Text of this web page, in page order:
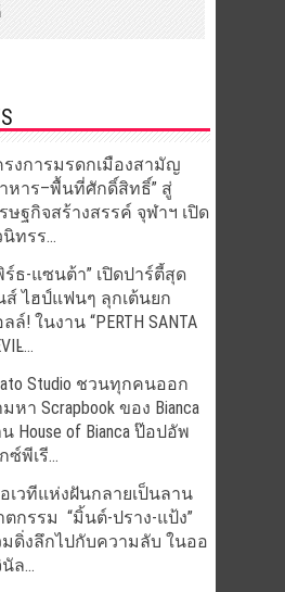
งการมรดกเมืองสามัญ
หาร–พื้นที่ศักดิ์สิทธิ์” สู่
ษฐกิจสร้างสรรค์ จุฬาฯ เปิด
ทรร...
ร์ธ-แซนต้า” เปิดปาร์ตี้สุด
ส์ ไฮป์แฟนๆ ลุกเต้นยก
ล์! ในงาน “PERTH SANTA
Studio ชวนทุกคนออก
หา Scrapbook ของ Bianca
House of Bianca ป๊อปอัพ
ซ์พีเรี...
อเวทีแห่งฝันกลายเป็นลาน
ตกรรม “มิ้นต์-ปราง-แป้ง”
มดิ่งลึกไปกับความลับ ในออ
ล...